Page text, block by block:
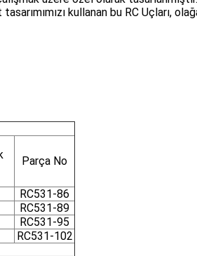
kullanan bu RC Uçları,
Parça No
RC531-86
RC531-89
RC531-95
RC531-102